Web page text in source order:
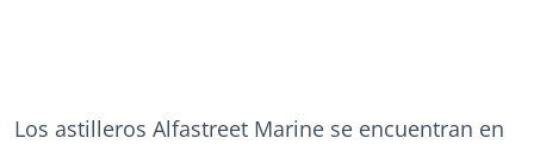
Los astilleros Alfastreet Marine se encuentran en